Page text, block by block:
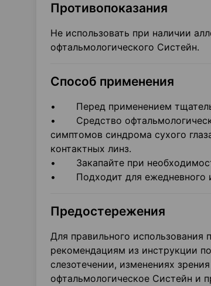
Противопоказания
Не использовать при наличии
офтальмологического Систейн.
Способ применения
• Перед применением
• Средство
симптомов синдрома сухого
контактных линз.
• Закапайте при
• Подходит для ежедневного
Предостережения
Для правильного использования
рекомендациям из инструкции
слезотечении, изменениях
офтальмологическое Систейн и